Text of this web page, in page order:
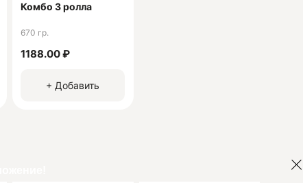
Комбо 3 ролла
670 гр.
1188.00 ₽
+ Добавить